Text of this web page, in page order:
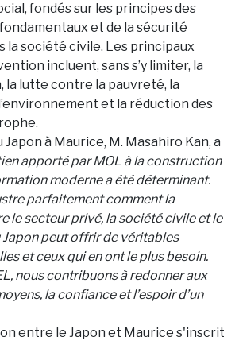
fondés sur les principes des
et de la sécurité
la société civile. Les principaux
incluent, sans s’y limiter, la
la lutte contre la pauvreté, la
et la réduction des
Japon à Maurice, M. Masahiro Kan, a
apporté par MOL à la construction
moderne a été déterminant.
parfaitement comment la
le secteur privé, la société civile et le
peut offrir de véritables
et ceux qui en ont le plus besoin.
nous contribuons à redonner aux
la confiance et l’espoir d’un
entre le Japon et Maurice s'inscrit